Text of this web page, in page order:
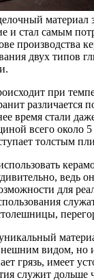
материал
и стал самым
производства
двух типов
при
различается
время стали
всего около
толстым
ведь
для
видом, но
грязь, имеет
служит дольше